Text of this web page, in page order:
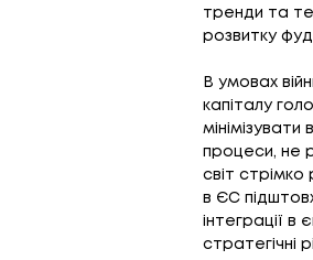
тренди та
розвитку
В умовах
капіталу
процеси, не
світ
в ЄС
інтеграції в
стратегічні